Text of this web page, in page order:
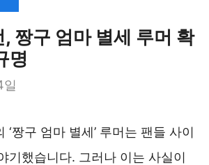
짱구 엄마 별세 루머 확
명
‘짱구 엄마 별세’ 루머는 팬들 사이
기했습니다. 그러나 이는 사실이